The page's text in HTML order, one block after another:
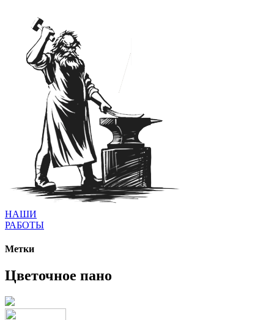
НАШИ
РАБОТЫ
Метки
Цветочное пано